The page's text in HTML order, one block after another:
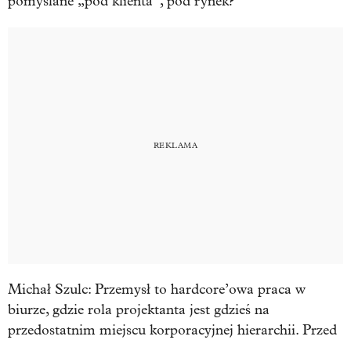
Michał Szulc: Przemysł to hardcore’owa praca w
biurze, gdzie rola projektanta jest gdzieś na
przedostatnim miejscu korporacyjnej hierarchii. Przed